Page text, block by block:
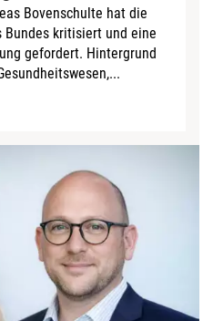
Bovenschulte hat die
Bundes kritisiert und eine
gefordert. Hintergrund